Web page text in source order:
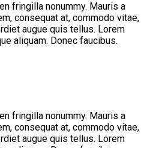
fringilla nonummy. Mauris a
consequat at, commodo vitae,
augue quis tellus. Lorem
aliquam. Donec faucibus.
fringilla nonummy. Mauris a
consequat at, commodo vitae,
augue quis tellus. Lorem